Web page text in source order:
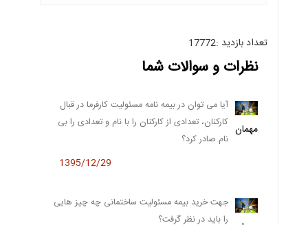
تعداد بازدید :17772
نظرات و سوالات شما
مهمان
آیا می توان در بیمه نامه مسئولیت کارفرما در قبال
کارکنان، تعدادی از كاركنان را با نام و تعدادی را بی
نام صادر كرد؟
1395/12/29
جهت خرید بیمه مسئولیت ساختمانی چه چیز هایی
را باید در نظر گرفت؟